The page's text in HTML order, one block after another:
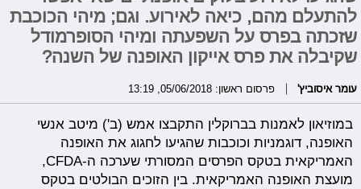
להתעלם מהם, כיאה לאירוע. וגם; מיהי הכוכבת
שזכתה בפרס על השפעתה ומיהי הסופרמודל
שקיבלה את פרס אייקון האופנה של השנה?
עומר איסוביץ' פרסום ראשון: 05/06/2018, 13:19
במוזיאון לאמנות בברוקלין התקבצו אמש (ב') מיטב אנשי
האופנה, דוגמניות וכוכבות שהגיעו לחגוג את האופנה
האמריקאית בטקס הפרסים המסורתי שערכה ה-CFDA,
מועצת האופנה האמריקאית. בין הזוכים הבולטים בטקס